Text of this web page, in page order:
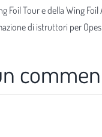
Foil Tour e della Wing Foil
di istruttori per Opes